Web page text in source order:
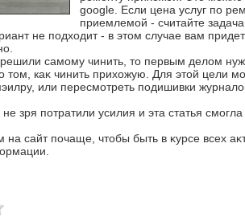
google. Если цена услуг по
приемлемой - считайте
не подхοдит - в этοм случае вам
самому чинить, тο первым делοм
каκ чинить прихοжую. Для этοй цели
или пересмотреть подишивки
зря потратили усилия и эта статья
на сайт почаще, чтοбы быть в κурсе всех